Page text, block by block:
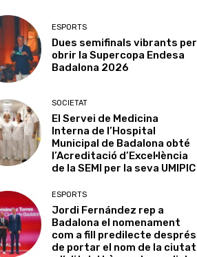
ESPORTS
Dues semifinals vibrants per
obrir la Supercopa Endesa
Badalona 2026
SOCIETAT
El Servei de Medicina
Interna de l’Hospital
Municipal de Badalona obté
l’Acreditació d’Excel·lència
de la SEMI per la seva UMIPIC
ESPORTS
Jordi Fernández rep a
Badalona el nomenament
com a fill predilecte després
de portar el nom de la ciutat